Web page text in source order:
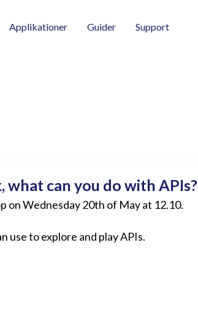
Applikationer Guider Support
can you do with APIs?
on Wednesday 20th of May at 12.10.
use to explore and play APIs.